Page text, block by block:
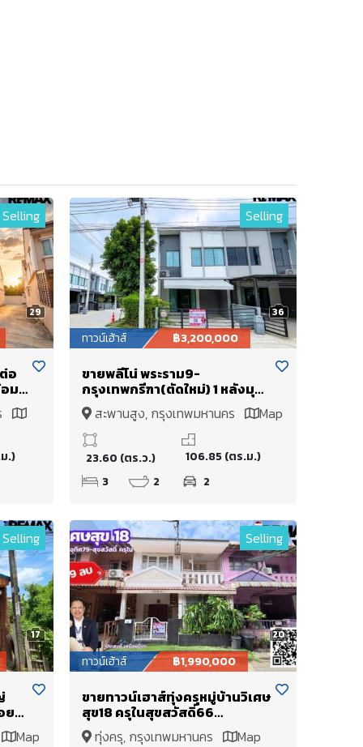
29
Selling
อ
ม
ยว
.)
36
Selling
ทาวน์เฮ้าส์ ฿3,200,000
ขายพลีโน่ พระราม9-
กรุงเทพกรีฑา(ตัดใหม่) 1 หลังมุม
วิวหน้าบ้านเป็นสวนคลับเฮาส์
เชื่อมต่อพระราม 9 เพียง 15 นาที
สะพานสูง, กรุงเทพมหานคร Map
23.60 (ตร.ว.)
106.85 (ตร.ม.)
3
2 2
17
Selling
ย
มMap
20
Selling
ทาวน์เฮ้าส์ ฿1,990,000
ขายทาวน์เฮาส์ทุ่งครุหมู่บ้านวิเศษ
สุข18 ครุในสุขสวัสดิ์66
ประชาอุทิศ79
ทุ่งครุ, กรุงเทพมหานคร Map